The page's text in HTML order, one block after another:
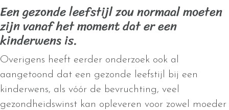
Een gezonde leefstijl zou normaal moeten
zijn vanaf het moment dat er een
kinderwens is.
Overigens heeft eerder onderzoek ook al
aangetoond dat een gezonde leefstijl bij een
kinderwens, als vóór de bevruchting, veel
gezondheidswinst kan opleveren voor zowel moeder